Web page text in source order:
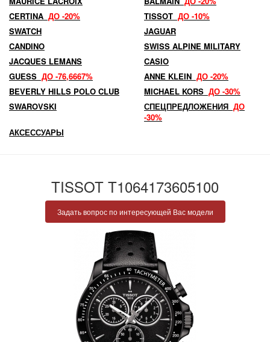
CERTINA ДО -20% TISSOT ДО -10%
SWATCH
JAGUAR
CANDINO
SWISS ALPINE MILITARY
JACQUES LEMANS
CASIO
GUESS ДО -76,6667% ANNE KLEIN ДО -20%
BEVERLY HILLS POLO CLUB
MICHAEL KORS ДО -30%
SWAROVSKI
СПЕЦПРЕДЛОЖЕНИЯ ДО
-30%
АКСЕССУАРЫ
TISSOT T1064173605100
Задать вопрос по интересующей Вас модели